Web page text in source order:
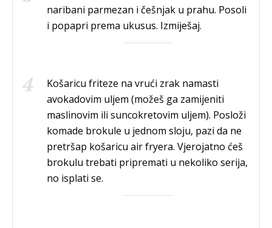
naribani parmezan i češnjak u prahu. Posoli
i popapri prema ukusus. Izmiješaj.
Košaricu friteze na vrući zrak namasti
avokadovim uljem (možeš ga zamijeniti
maslinovim ili suncokretovim uljem). Posloži
komade brokule u jednom sloju, pazi da ne
pretršap košaricu air fryera. Vjerojatno ćeš
brokulu trebati pripremati u nekoliko serija,
no isplati se.